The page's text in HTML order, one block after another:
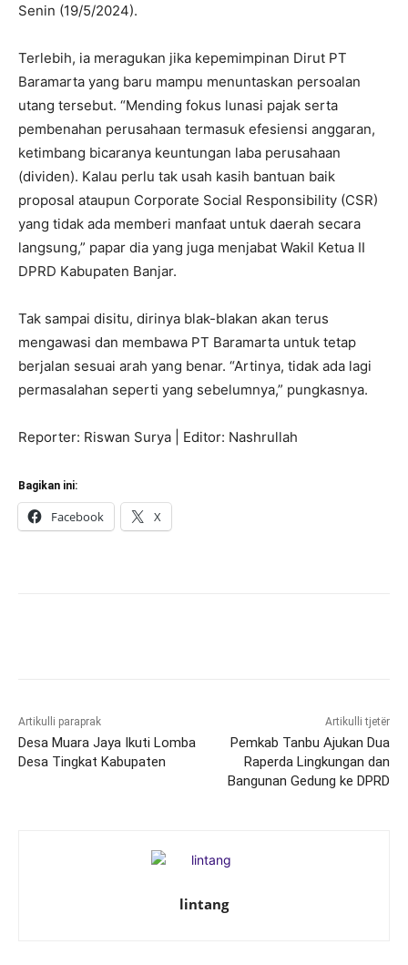
Senin (19/5/2024).
Terlebih, ia meragukan jika kepemimpinan Dirut PT
Baramarta yang baru mampu menuntaskan persoalan
utang tersebut. “Mending fokus lunasi pajak serta
pembenahan perusahaan termasuk efesiensi anggaran,
ketimbang bicaranya keuntungan laba perusahaan
(dividen). Kalau perlu tak usah kasih bantuan baik
proposal ataupun Corporate Social Responsibility (CSR)
yang tidak ada memberi manfaat untuk daerah secara
langsung,” papar dia yang juga menjabat Wakil Ketua II
DPRD Kabupaten Banjar.
Tak sampai disitu, dirinya blak-blakan akan terus
mengawasi dan membawa PT Baramarta untuk tetap
berjalan sesuai arah yang benar. “Artinya, tidak ada lagi
permasalahan seperti yang sebelumnya,” pungkasnya.
Reporter: Riswan Surya | Editor: Nashrullah
Bagikan ini:
Facebook X
Artikulli paraprak
Desa Muara Jaya Ikuti Lomba
Desa Tingkat Kabupaten
Artikulli tjetër
Pemkab Tanbu Ajukan Dua
Raperda Lingkungan dan
Bangunan Gedung ke DPRD
lintang